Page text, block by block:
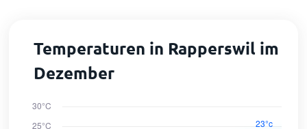
Temperaturen in Rapperswil im
Dezember